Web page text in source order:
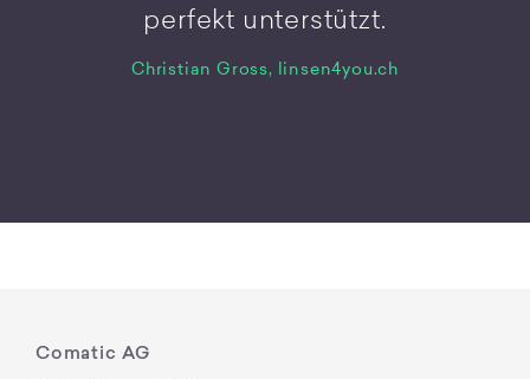
perfekt unterstützt.
Christian Gross, linsen4you.ch
Comatic AG